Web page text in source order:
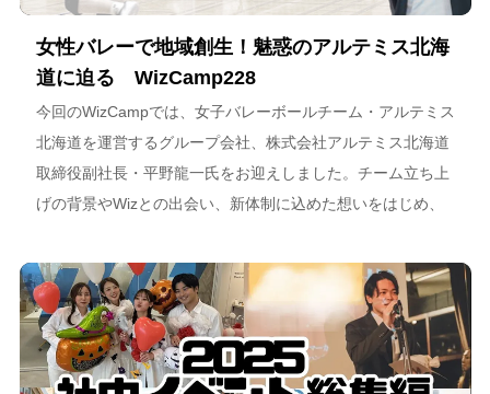
女性バレーで地域創生！魅惑のアルテミス北海
道に迫る WizCamp228
今回のWizCampでは、女子バレーボールチーム・アルテミス
北海道を運営するグループ会社、株式会社アルテミス北海道
取締役副社長・平野龍一氏をお迎えしました。チーム立ち上
げの背景やWizとの出会い、新体制に込めた想いをはじめ、
海道が描く今後のビジョンについて語っています。